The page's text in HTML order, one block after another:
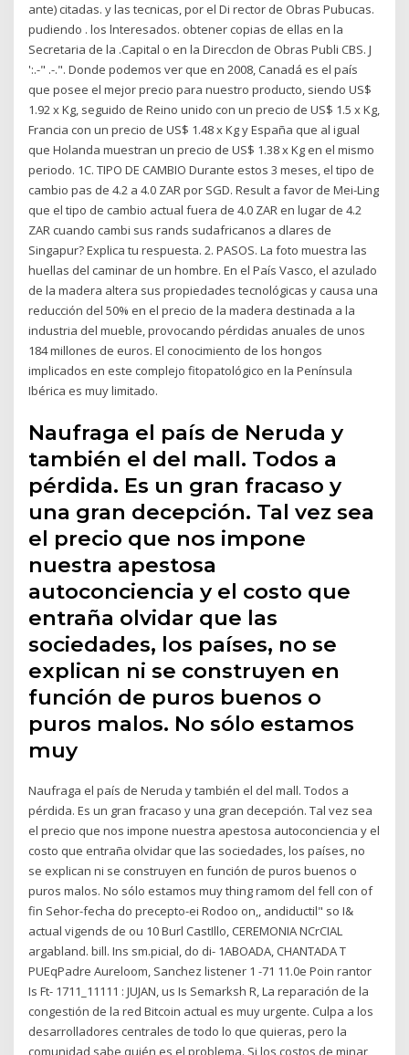
ante) citadas. y las tecnicas, por el Di rector de Obras Pubucas.
pudiendo . los lnteresados. obtener copias de ellas en la
Secretaria de la .Capital o en la Direcclon de Obras Publi CBS. J
':.-" .-.". Donde podemos ver que en 2008, Canadá es el país
que posee el mejor precio para nuestro producto, siendo US$
1.92 x Kg, seguido de Reino unido con un precio de US$ 1.5 x Kg,
Francia con un precio de US$ 1.48 x Kg y España que al igual
que Holanda muestran un precio de US$ 1.38 x Kg en el mismo
periodo. 1C. TIPO DE CAMBIO Durante estos 3 meses, el tipo de
cambio pas de 4.2 a 4.0 ZAR por SGD. Result a favor de Mei-Ling
que el tipo de cambio actual fuera de 4.0 ZAR en lugar de 4.2
ZAR cuando cambi sus rands sudafricanos a dlares de
Singapur? Explica tu respuesta. 2. PASOS. La foto muestra las
huellas del caminar de un hombre. En el País Vasco, el azulado
de la madera altera sus propiedades tecnológicas y causa una
reducción del 50% en el precio de la madera destinada a la
industria del mueble, provocando pérdidas anuales de unos
184 millones de euros. El conocimiento de los hongos
implicados en este complejo fitopatológico en la Península
Ibérica es muy limitado.
Naufraga el país de Neruda y
también el del mall. Todos a
pérdida. Es un gran fracaso y
una gran decepción. Tal vez sea
el precio que nos impone
nuestra apestosa
autoconciencia y el costo que
entraña olvidar que las
sociedades, los países, no se
explican ni se construyen en
función de puros buenos o
puros malos. No sólo estamos
muy
Naufraga el país de Neruda y también el del mall. Todos a
pérdida. Es un gran fracaso y una gran decepción. Tal vez sea
el precio que nos impone nuestra apestosa autoconciencia y el
costo que entraña olvidar que las sociedades, los países, no
se explican ni se construyen en función de puros buenos o
puros malos. No sólo estamos muy thing ramom del fell con of
fin Sehor-fecha do precepto-ei Rodoo on,, andiductil" so I&
actual vigends de ou 10 Burl CastIllo, CEREMONIA NCrCIAL
argabland. bill. Ins sm.picial, do di- 1ABOADA, CHANTADA T
PUEqPadre Aureloom, Sanchez listener 1 -71 11.0e Poin rantor
Is Ft- 1711_11111 : JUJAN, us Is Semarksh R, La reparación de la
congestión de la red Bitcoin actual es muy urgente. Culpa a los
desarrolladores centrales de todo lo que quieras, pero la
comunidad sabe quién es el problema. Si los costos de minar